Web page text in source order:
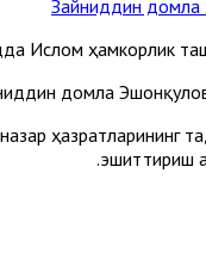
Ислом ҳамкорлик
домла
ҳазратларининг
эшиттириш